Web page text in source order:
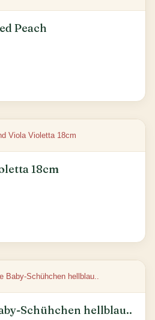
Peach
18cm
Schühchen hellblau..